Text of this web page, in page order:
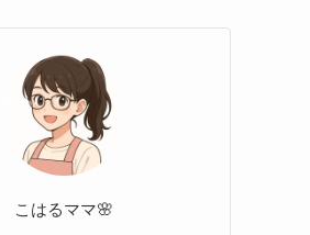
こはるママ🌸